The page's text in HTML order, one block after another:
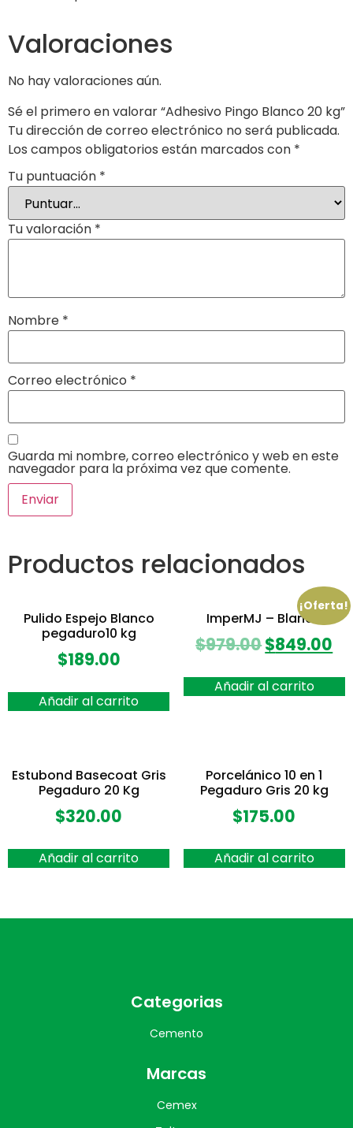
Valoraciones
No hay valoraciones aún.
Sé el primero en valorar “Adhesivo Pingo Blanco 20 kg”
Tu dirección de correo electrónico no será publicada.
Los campos obligatorios están marcados con *
Tu puntuación *
Tu valoración *
Nombre *
Correo electrónico *
Guarda mi nombre, correo electrónico y web en este
navegador para la próxima vez que comente.
Productos relacionados
Pulido Espejo Blanco
pegaduro10 kg
$189.00
Añadir al carrito
¡Oferta!
ImperMJ – Blanco
$979.00$849.00
Añadir al carrito
Estubond Basecoat Gris
Pegaduro 20 Kg
$320.00
Añadir al carrito
Porcelánico 10 en 1
Pegaduro Gris 20 kg
$175.00
Añadir al carrito
Categorias
Cemento
Marcas
Cemex